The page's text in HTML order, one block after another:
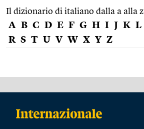
Il dizionario di italiano dalla a alla z
A B C D E F G H I J K L
R S T U V W X Y Z